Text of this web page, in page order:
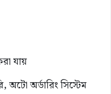
যায়
অটো অর্ডারিং সিস্টেম